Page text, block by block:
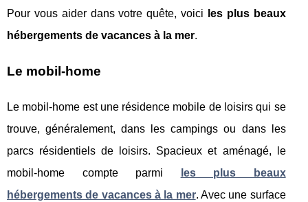
Pour vous aider dans votre quête, voici
les plus beaux
hébergements de vacances à la mer.
Le mobil-home
Le mobil-home est une résidence mobile de loisirs qui se
trouve, généralement, dans les campings ou dans les
parcs résidentiels de loisirs. Spacieux et aménagé, le
mobil-home compte parmi
les plus beaux
hébergements de vacances à la mer. Avec une surface